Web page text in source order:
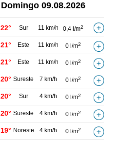
Domingo 09.08.2026
22° Sur 11 km/h 0,4 l/m2
21° Este 11 km/h 0 l/m2
21° Este 11 km/h 0 l/m2
20° Sureste 7 km/h 0 l/m2
20° Sur 4 km/h 0 l/m2
20° Sureste 4 km/h 0 l/m2
19° Noreste 4 km/h 0 l/m2